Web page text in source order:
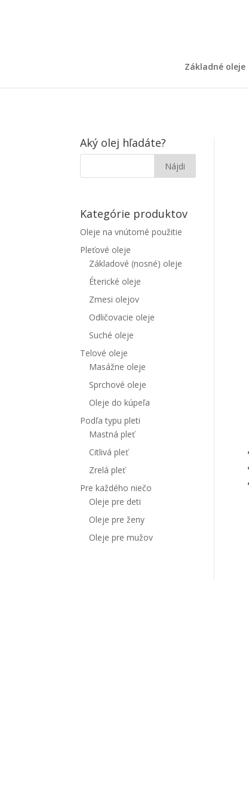
Základné oleje
Aký olej hľadáte?
Kategórie produktov
Oleje na vnútorné použitie
Pleťové oleje
Základové (nosné) oleje
Éterické oleje
Zmesi olejov
Odličovacie oleje
Suché oleje
Telové oleje
Masážne oleje
Sprchové oleje
Oleje do kúpeľa
Podľa typu pleti
Mastná pleť
Citlivá pleť
Zrelá pleť
Pre každého niečo
Oleje pre deti
Oleje pre ženy
Oleje pre mužov